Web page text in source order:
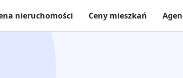
nieruchomości Ceny mieszkań